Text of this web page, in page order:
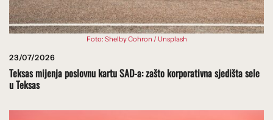
Foto: Shelby Cohron / Unsplash
23/07/2026
Teksas mijenja poslovnu kartu SAD-a: zašto korporativna sjedišta sele
u Teksas